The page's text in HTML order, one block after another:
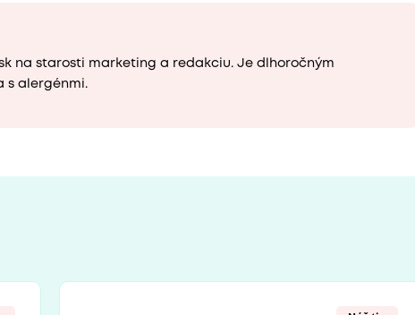
na starosti marketing a redakciu. Je dlhoročným
s alergénmi.